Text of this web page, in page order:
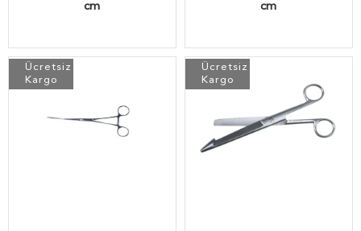
cm
cm
Ücretsiz
Kargo
Ücretsiz
Kargo